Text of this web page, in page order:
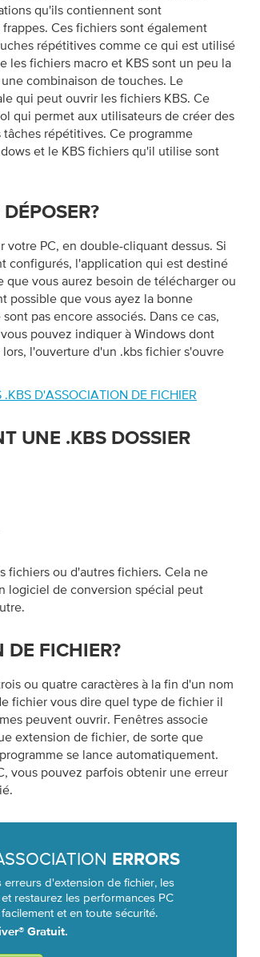
qu'ils contiennent sont
Ces fichiers sont également
répétitives comme ce qui est utilisé
les fichiers macro et KBS sont un peu la
combinaison de touches. Le
qui peut ouvrir les fichiers KBS. Ce
qui permet aux utilisateurs de créer des
répétitives. Ce programme
et le KBS fichiers qu'il utilise sont
PC, en double-cliquant dessus. Si
configurés, l'application qui est destiné
vous aurez besoin de télécharger ou
possible que vous ayez la bonne
pas encore associés. Dans ce cas,
pouvez indiquer à Windows dont
l'ouverture d'un .kbs fichier s'ouvre
.KBS D'ASSOCIATION DE FICHIER
UNE .KBS DOSSIER
fichiers ou d'autres fichiers. Cela ne
logiciel de conversion spécial peut
DE FICHIER?
ou quatre caractères à la fin d'un nom
fichier vous dire quel type de fichier il
peuvent ouvrir. Fenêtres associe
extension de fichier, de sorte que
se lance automatiquement.
vous pouvez parfois obtenir une erreur
ERRORS
d'extension de fichier, les
restaurez les performances PC
et en toute sécurité.
Gratuit.